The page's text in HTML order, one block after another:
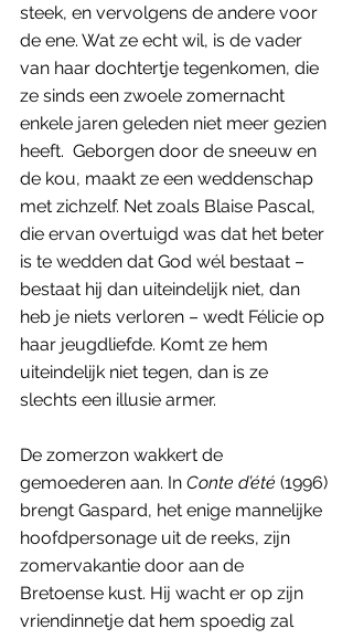
steek, en vervolgens de andere voor
de ene. Wat ze echt wil, is de vader
van haar dochtertje tegenkomen, die
ze sinds een zwoele zomernacht
enkele jaren geleden niet meer gezien
heeft.  Geborgen door de sneeuw en
de kou, maakt ze een weddenschap
met zichzelf. Net zoals Blaise Pascal,
die ervan overtuigd was dat het beter
is te wedden dat God wél bestaat –
bestaat hij dan uiteindelijk niet, dan
heb je niets verloren – wedt Félicie op
haar jeugdliefde. Komt ze hem
uiteindelijk niet tegen, dan is ze
slechts een illusie armer.
De zomerzon wakkert de
gemoederen aan. In Conte d’été (1996)
brengt Gaspard, het enige mannelijke
hoofdpersonage uit de reeks, zijn
zomervakantie door aan de
Bretoense kust. Hij wacht er op zijn
vriendinnetje dat hem spoedig zal